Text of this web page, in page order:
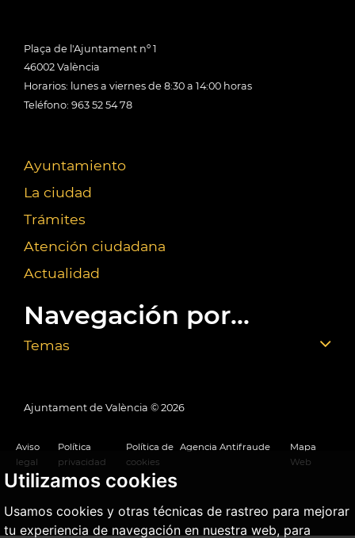
Utilizamos cookies
Usamos cookies y otras técnicas de rastreo para mejorar
tu experiencia de navegación en nuestra web, para
Plaça de l'Ajuntament nº 1
46002 València
Horarios: lunes a viernes de 8:30 a 14:00 horas
Teléfono: 963 52 54 78
Ayuntamiento
La ciudad
Trámites
Atención ciudadana
Actualidad
Navegación por...
Temas
Ajuntament de València © 2026
Aviso
legal
Política
privacidad
Política de
cookies
Agencia Antifraude
Mapa
Web